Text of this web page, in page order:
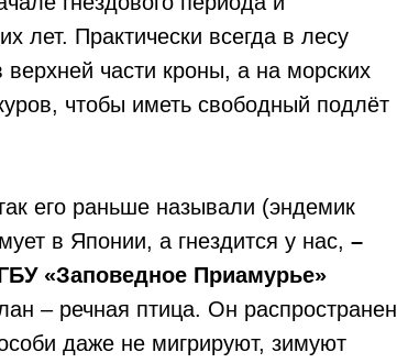
лет. Практически всегда в лесу
части кроны, а на морских
чтобы иметь свободный подлёт
его раньше называли (эндемик
в Японии, а гнездится у нас, –
«Заповедное Приамурье»
– речная птица. Он распространен
даже не мигрируют, зимуют